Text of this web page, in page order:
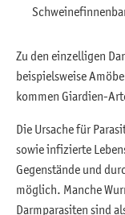
Zu den einzelligen
beispielsweise
kommen Giardien-
Die Ursache für
sowie infizierte
Gegenstände und
möglich. Manche
Darmparasiten sind